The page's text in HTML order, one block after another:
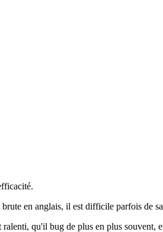
en anglais, il est difficile parfois de
qu'il bug de plus en plus souvent,